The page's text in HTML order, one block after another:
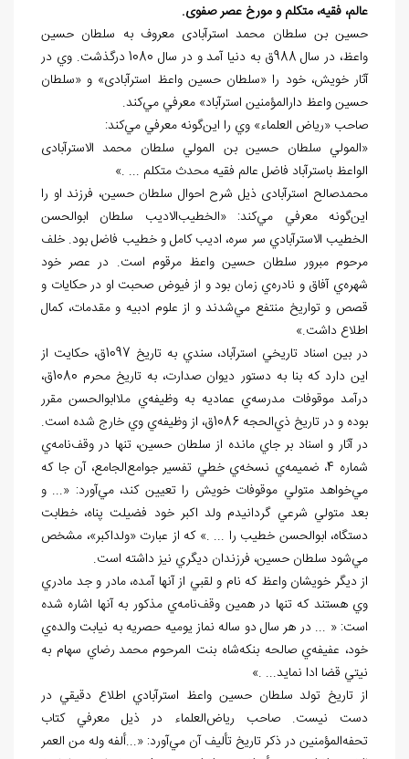
عالم، فقيه، متکلم و مورخ عصر صفوی.
حسين بن سلطان محمد استرآبادی معروف به سلطان حسين
واعظ، در سال 988ق به دنيا آمد و در سال 1080 درگذشت. وي در
آثار خويش، خود را «سلطان حسين واعظ استرآبادی» و «سلطان
حسين واعظ دارالمؤمنين استرآباد» معرفي ميكند.
صاحب «رياض العلماء» وي را اينگونه معرفي ميكند:
«المولي سلطان حسين بن المولي سلطان محمد الاسترآبادی
الواعظ باسترآباد فاضل عالم فقيه محدث متكلم ... .»
محمدصالح استرآبادی ذيل شرح احوال سلطان حسين، فرزند او را
اينگونه معرفي ميكند: «الخطيبالاديب سلطان ابوالحسن
الخطيب الاسترآبادي سر سره، اديب كامل و خطيب فاضل بود. خلف
مرحوم مبرور سلطان حسين واعظ مرقوم است. در عصر خود
شهرهي آفاق و نادرهي زمان بود و از فيوض صحبت او در حكايات و
قصص و تواريخ منتفع ميشدند و از علوم ادبيه و مقدمات، كمال
اطلاع داشت.»
در بين اسناد تاريخي استرآباد، سندي به تاريخ 1097ق، حکايت از
اين دارد که بنا به دستور ديوان صدارت، به تاريخ محرم 1080ق،
درآمد موقوفات مدرسهي عماديه به وظيفهي ملاابوالحسن مقرر
بوده و در تاريخ ذيالحجه 1086ق، از وظيفه
ي وي خارج شده است.
در آثار و اسناد بر جاي مانده از سلطان حسين، تنها در وقفنامهي
شماره 4، ضميمه
ي نسخهي خطي تفسير جوامعالجامع، آنجا كه
ميخواهد متولي موقوفات خويش را تعيين كند، ميآورد: «... و
بعد متولي شرعي گردانيدم ولد اكبر خود فضيلت پناه، خطابت
دستگاه، ابوالحسن خطيب را ... .» که از عبارت «ولداكبر»، مشخص
ميشود سلطان حسين، فرزندان ديگري نيز داشته است.
از ديگر خويشان واعظ كه نام و لقبي از آن‏ها آمده، مادر و جد مادري
وي هستند كه تنها در همين وقفنامهي مذكور به آن‏ها اشاره شده
است: « ... در هر سال دو ساله نماز يوميه حصريه به نيابت والدهي
خود، عفيفهي صالحه بنكهشاه بنت المرحوم محمد رضاي سهام به
نيتي قضا ادا نمايد... .»
از تاريخ تولد سلطان حسين واعظ استرآبادي اطلاع دقيقي در
دست نيست. صاحب رياضالعلماء در ذيل معرفي كتاب
تحفهالمؤمنين در ذكر تاريخ تأليف آن ميآورد: «...ألفه وله من العمر